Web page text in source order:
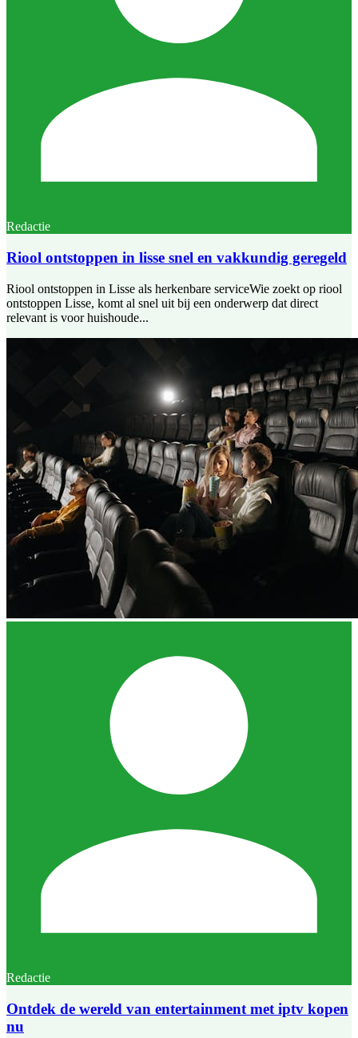
Redactie
Riool ontstoppen in lisse snel en vakkundig geregeld
Riool ontstoppen in Lisse als herkenbare serviceWie zoekt op riool
ontstoppen Lisse, komt al snel uit bij een onderwerp dat direct
relevant is voor huishoude...
Redactie
Ontdek de wereld van entertainment met iptv kopen
nu